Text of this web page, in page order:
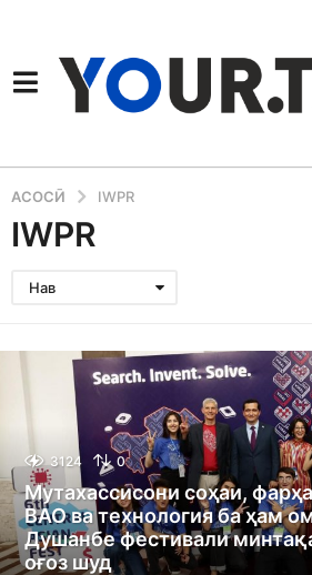
АСОСӢ IWPR
IWPR
Нав
3124 0
Мутахассисони соҳаи,
ВАО ва технология ба ҳам
Душанбе фестивали
оғоз шуд